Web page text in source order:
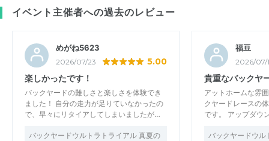
イベント主催者への過去のレビュー
めがね5623
2026/07/23 5.00
楽しかったです！
バックヤードの難しさと楽しさを体験でき
ました！ 自分の走力が足りていなかったの
で、早々にリタイアしてしまいましたが…
バックヤードウルトラトライアル 真夏の
福豆
2026/07/
貴重なバックヤ
アットホームな雰
クヤードレースの
です。 アップダウ
バックヤードウ